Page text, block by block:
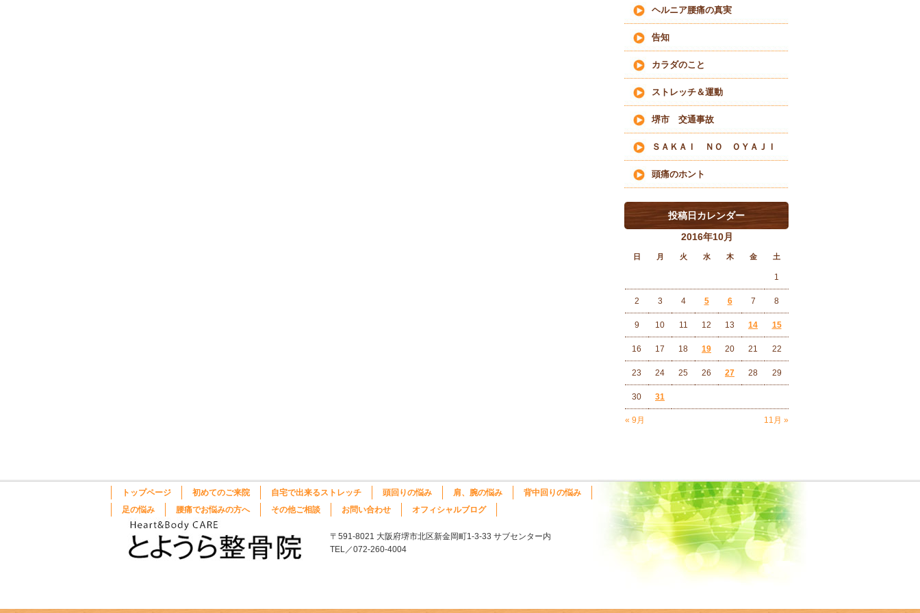
ヘルニア腰痛の真実
告知
カラダのこと
ストレッチ＆運動
堺市 交通事故
ＳＡＫＡＩ ＮＯ ＯＹＡＪＩ
頭痛のホント
投稿日カレンダー
2016年10月
日 月 火 水 木 金 土
« 9月 11月 »
1
2 3 4 5 6 7 8
9 10 11 12 13 14 15
16 17 18 19 20 21 22
23 24 25 26 27 28 29
30 31
トップページ 初めてのご来院 自宅で出来るストレッチ 頭回りの悩み 肩、腕の悩み
背中回りの悩み
足の悩み
腰痛でお悩みの方へ その他ご相談 お問い合わせ オフィシャルブログ
〒591-8021 大阪府堺市北区新金岡町1-3-33 サブセンター内
TEL／072-260-4004